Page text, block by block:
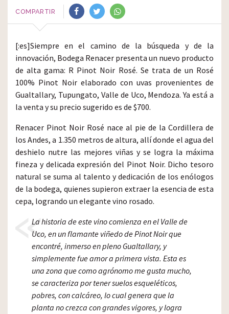
COMPARTIR
[:es]Siempre en el camino de la búsqueda y de la
innovación, Bodega Renacer presenta un nuevo producto
de alta gama: R Pinot Noir Rosé. Se trata de un Rosé
100% Pinot Noir elaborado con uvas provenientes de
Gualtallary, Tupungato, Valle de Uco, Mendoza. Ya está a
la venta y su precio sugerido es de $700.
Renacer Pinot Noir Rosé nace al pie de la Cordillera de
los Andes, a 1.350 metros de altura, allí donde el agua del
deshielo nutre las mejores viñas y se logra la máxima
fineza y delicada expresión del Pinot Noir. Dicho tesoro
natural se suma al talento y dedicación de los enólogos
de la bodega, quienes supieron extraer la esencia de esta
cepa, logrando un elegante vino rosado.
La historia de este vino comienza en el Valle de
Uco, en un flamante viñedo de Pinot Noir que
encontré, inmerso en pleno Gualtallary, y
simplemente fue amor a primera vista. Esta es
una zona que como agrónomo me gusta mucho,
se caracteriza por tener suelos esqueléticos,
pobres, con calcáreo, lo cual genera que la
planta no crezca con grandes vigores, y logra